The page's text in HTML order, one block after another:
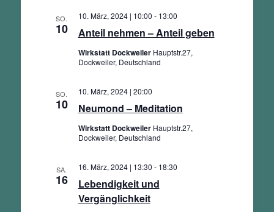
SO.
10 Anteil nehmen – Anteil geben
10. März, 2024 | 10:00 - 13:00
Wirkstatt Dockweiler Hauptstr.27,
Dockweiler, Deutschland
SO.
10 Neumond – Meditation
10. März, 2024 | 20:00
Wirkstatt Dockweiler Hauptstr.27,
Dockweiler, Deutschland
SA.
16
Lebendigkeit und
Vergänglichkeit
16. März, 2024 | 13:30 - 18:30